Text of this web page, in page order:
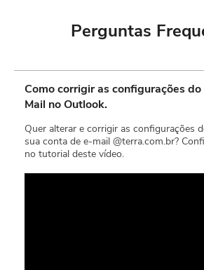
Perguntas
Como corrigir as configurações do
Mail no Outlook.
Quer alterar e corrigir as configurações
sua conta de e-mail @terra.com.br?
no tutorial deste vídeo.